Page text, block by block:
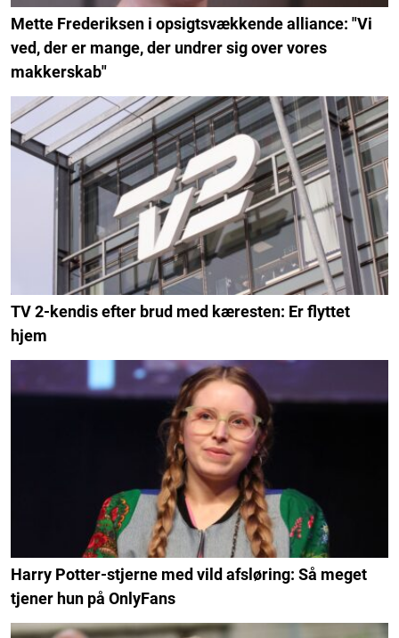
Mette Frederiksen i opsigtsvækkende alliance: "Vi
ved, der er mange, der undrer sig over vores
makkerskab"
TV 2-kendis efter brud med kæresten: Er flyttet
hjem
Harry Potter-stjerne med vild afsløring: Så meget
tjener hun på OnlyFans